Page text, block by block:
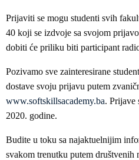
Prijaviti se mogu studenti svih
40 koji se izdvoje sa svojom
dobiti će priliku biti participant
Pozivamo sve zainteresirane
dostave svoju prijavu putem
www.softskillsacademy.ba. Prijave
2020. godine.
Budite u toku sa najaktuelnijim
svakom trenutku putem društvenih